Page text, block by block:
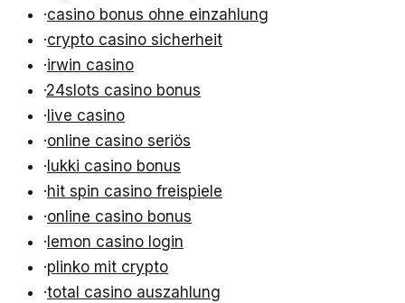
·casino bonus ohne einzahlung
·crypto casino sicherheit
·irwin casino
·24slots casino bonus
· live casino
·online casino seriös
· lukki casino bonus
·hit spin casino freispiele
·online casino bonus
· lemon casino login
·plinko mit crypto
·total casino auszahlung